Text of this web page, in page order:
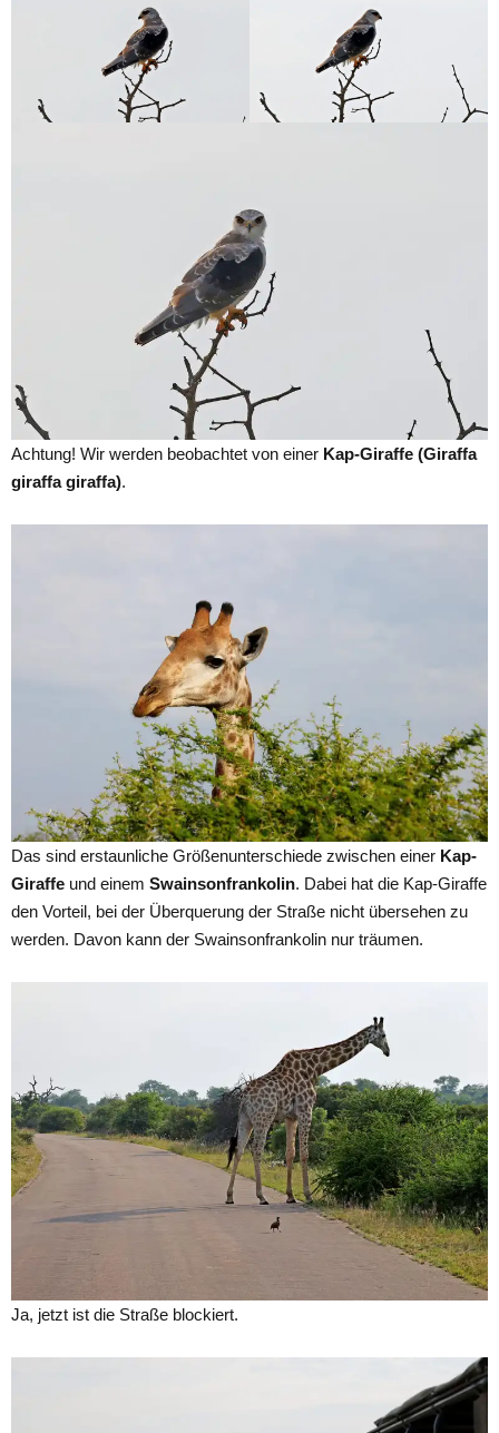
Achtung! Wir werden beobachtet von einer Kap-Giraffe (Giraffa
giraffa giraffa).
Das sind erstaunliche Größenunterschiede zwischen einer Kap-
Giraffe und einem Swainsonfrankolin. Dabei hat die Kap-Giraffe
den Vorteil, bei der Überquerung der Straße nicht übersehen zu
werden. Davon kann der Swainsonfrankolin nur träumen.
Ja, jetzt ist die Straße blockiert.